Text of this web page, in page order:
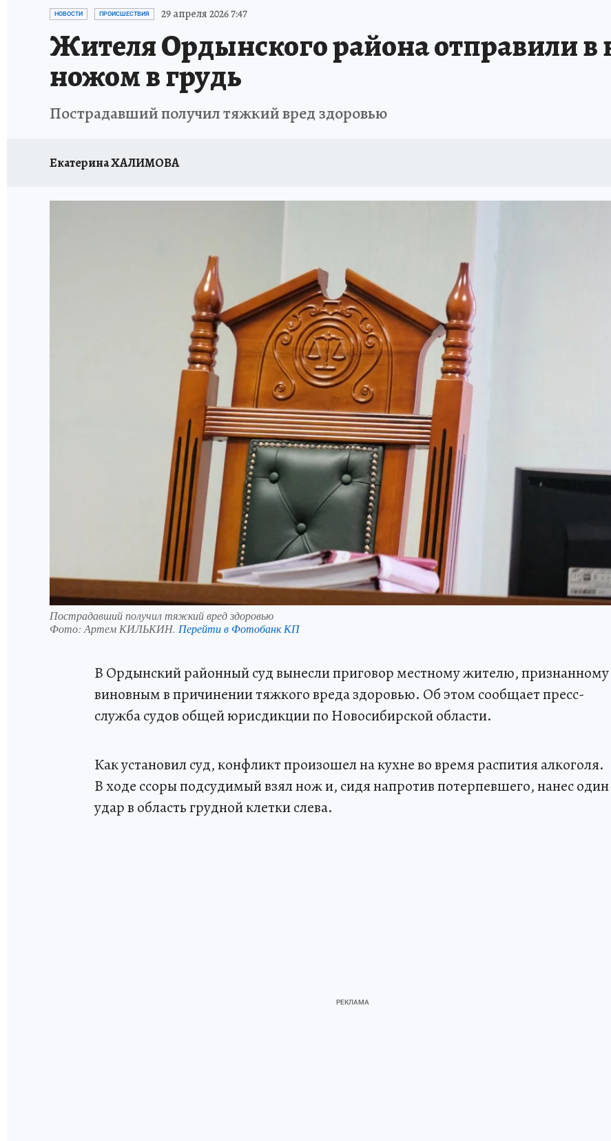
ОТДЫХ В РОССИИ ЗАПОВЕДНАЯ РОССИЯ
НОВОСТИ ПРОИСШЕСТВИЯ 29 апреля 2026 7:47
Жителя Ордынского района отправили в
ножом в грудь
Пострадавший получил тяжкий вред здоровью
Екатерина ХАЛИМОВА
Пострадавший получил тяжкий вред здоровью
Фото: Артем КИЛЬКИН. Перейти в Фотобанк КП
В Ордынский районный суд вынесли приговор местному жителю, признанному
виновным в причинении тяжкого вреда здоровью. Об этом сообщает пресс-
служба судов общей юрисдикции по Новосибирской области.
Как установил суд, конфликт произошел на кухне во время распития алкоголя.
В ходе ссоры подсудимый взял нож и, сидя напротив потерпевшего, нанес один
удар в область грудной клетки слева.